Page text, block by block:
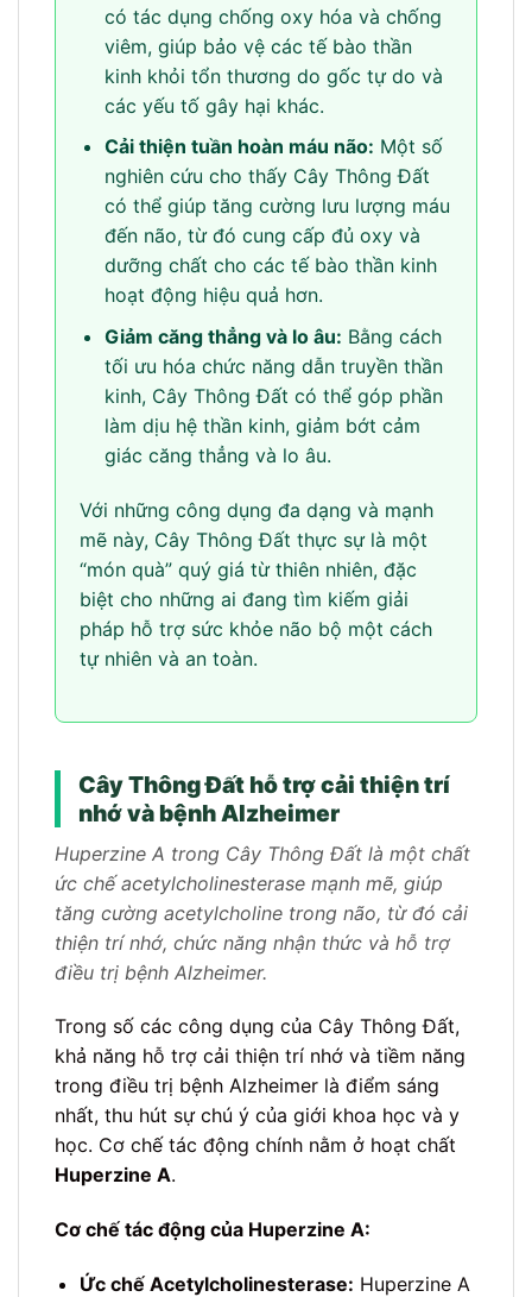
có tác dụng chống oxy hóa và chống
viêm, giúp bảo vệ các tế bào thần
kinh khỏi tổn thương do gốc tự do và
các yếu tố gây hại khác.
Cải thiện tuần hoàn máu não: Một số
nghiên cứu cho thấy Cây Thông Đất
có thể giúp tăng cường lưu lượng máu
đến não, từ đó cung cấp đủ oxy và
dưỡng chất cho các tế bào thần kinh
hoạt động hiệu quả hơn.
Giảm căng thẳng và lo âu: Bằng cách
tối ưu hóa chức năng dẫn truyền thần
kinh, Cây Thông Đất có thể góp phần
làm dịu hệ thần kinh, giảm bớt cảm
giác căng thẳng và lo âu.
Với những công dụng đa dạng và mạnh
mẽ này, Cây Thông Đất thực sự là một
“món quà” quý giá từ thiên nhiên, đặc
biệt cho những ai đang tìm kiếm giải
pháp hỗ trợ sức khỏe não bộ một cách
tự nhiên và an toàn.
Cây Thông Đất hỗ trợ cải thiện trí
nhớ và bệnh Alzheimer
Huperzine A trong Cây Thông Đất là một chất
ức chế acetylcholinesterase mạnh mẽ, giúp
tăng cường acetylcholine trong não, từ đó cải
thiện trí nhớ, chức năng nhận thức và hỗ trợ
điều trị bệnh Alzheimer.
Trong số các công dụng của Cây Thông Đất,
khả năng hỗ trợ cải thiện trí nhớ và tiềm năng
trong điều trị bệnh Alzheimer là điểm sáng
nhất, thu hút sự chú ý của giới khoa học và y
học. Cơ chế tác động chính nằm ở hoạt chất
Huperzine A.
Cơ chế tác động của Huperzine A:
Ức chế Acetylcholinesterase: Huperzine A